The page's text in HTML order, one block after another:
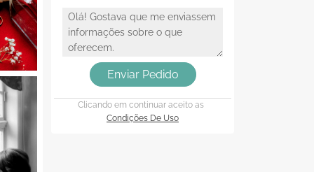
Enviar Pedido
Clicando em continuar aceito as
Condições De Uso